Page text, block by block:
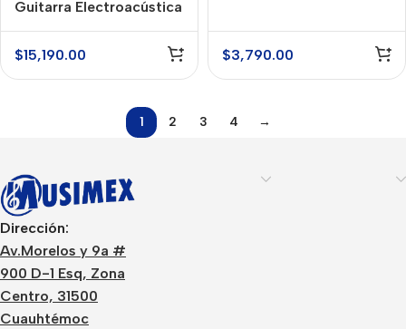
Guitarra Electroacústica
Docerola Yamaha
CPX700II12NT
$15,190.00 $3,790.00
1 2 3 4 →
Dirección:
Av.Morelos y 9a #
900 D-1 Esq, Zona
Centro, 31500
Cuauhtémoc